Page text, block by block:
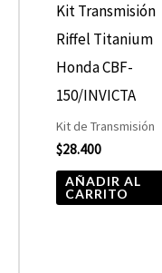
Kit Transmisión
Riffel Titanium
Honda CBF-
150/INVICTA
Kit de Transmisión
$28.400
AÑADIR AL
CARRITO